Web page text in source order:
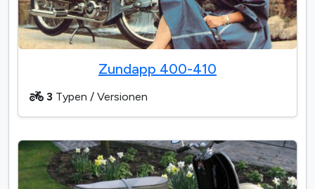
Zundapp 400-410
3 Typen / Versionen